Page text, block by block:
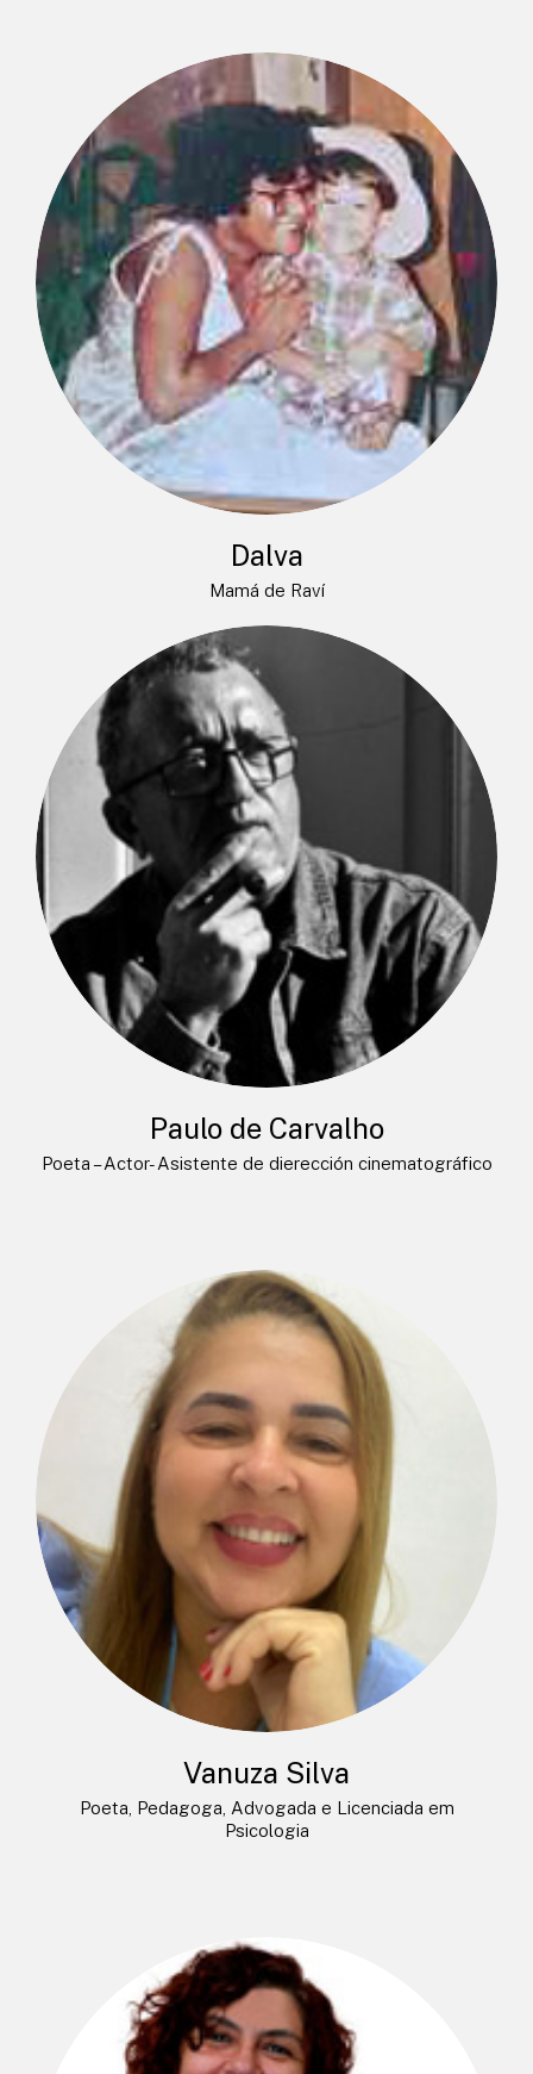
Dalva
Mamá de Raví
Paulo de Carvalho
Poeta – Actor- Asistente de dierección cinematográfico
Vanuza Silva
Poeta, Pedagoga, Advogada e Licenciada em
Psicologia